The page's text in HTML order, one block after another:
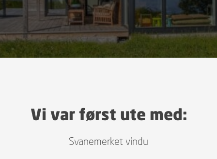
Vi var først ute med:
Svanemerket vindu